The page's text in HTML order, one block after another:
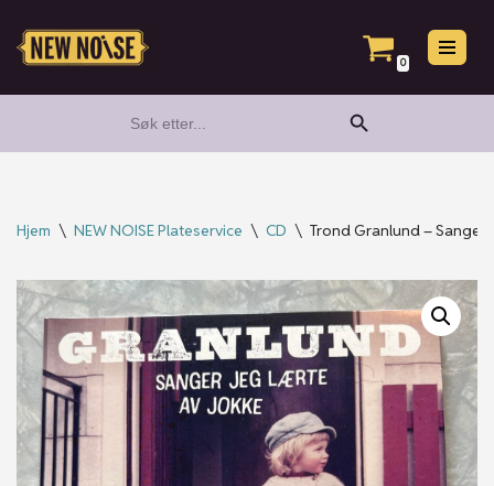
Hopp
0
for:
Search Button
Hjem \ NEW NOISE Plateservice \ CD \ Trond Granlund –